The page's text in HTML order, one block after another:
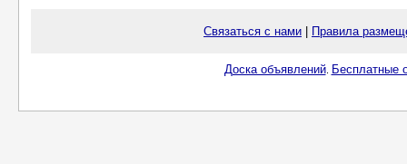
Связаться с нами Правила
Доска объявлений. Бесплатные